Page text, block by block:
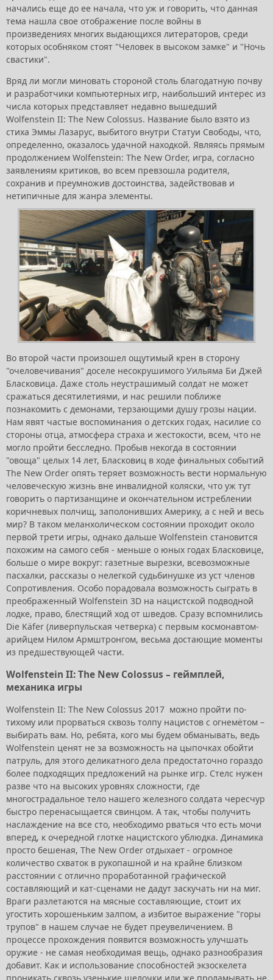
начались еще до ее начала, что уж и говорить, что данная
тема нашла свое отображение после войны в
произведениях многих выдающихся литераторов, среди
которых особняком стоят "Человек в высоком замке" и "Ночь
свастики".
Вряд ли могли миновать стороной столь благодатную почву
и разработчики компьютерных игр, наибольший интерес из
числа которых представляет недавно вышедший
Wolfenstein II: The New Colossus. Название было взято из
стиха Эммы Лазарус, выбитого внутри Статуи Свободы, что,
определенно, оказалось удачной находкой. Являясь прямым
продолжением Wolfenstein: The New Order, игра, согласно
заявлениям критиков, во всем превзошла родителя,
сохранив и преумножив достоинства, задействовав и
нетипичные для жанра элементы.
Во второй части произошел ощутимый крен в сторону
"очеловечивания" доселе несокрушимого Уильяма Би Джей
Бласковица. Даже столь неустрашимый солдат не может
сражаться десятилетиями, и нас решили поближе
познакомить с демонами, терзающими душу грозы нации.
Нам явят частые воспоминания о детских годах, насилие со
стороны отца, атмосфера страха и жестокости, всем, что не
могло пройти бесследно. Пробыв некогда в состоянии
"овоща" целых 14 лет, Бласковиц в ходе финальных событий
The New Order опять теряет возможность вести нормальную
человеческую жизнь вне инвалидной коляски, что уж тут
говорить о партизанщине и окончательном истреблении
коричневых полчищ, заполонивших Америку, а с ней и весь
мир? В таком меланхолическом состоянии проходит около
первой трети игры, однако дальше Wolfenstein становится
похожим на самого себя - меньше о юных годах Бласковице,
больше о мире вокруг: газетные вырезки, всевозможные
пасхалки, рассказы о нелегкой судьбинушке из уст членов
Сопротивления. Особо порадовала возможность сыграть в
преображенный Wolfenstein 3D на нацистской подводной
лодке, право, блестящий ход от шведов. Сразу вспомнились
Die Käfer (ливерпульская четверка) с первым космонавтом-
арийцем Нилом Армштронгом, весьма достающие моменты
из предшествующей части.
Wolfenstein II: The New Colossus – геймплей,
механика игры
Wolfenstein II: The New Colossus 2017 можно пройти по-
тихому или прорваться сквозь толпу нацистов с огнемётом –
выбирать вам. Но, ребята, кого мы будем обманывать, ведь
Wolfenstein ценят не за возможность на цыпочках обойти
патруль, для этого деликатного дела предостаточно гораздо
более подходящих предложений на рынке игр. Стелс нужен
разве что на высоких уровнях сложности, где
многострадальное тело нашего железного солдата чересчур
быстро перенасыщается свинцом. А так, чтобы получить
наслаждение на все сто, необходимо рваться что есть мочи
вперед, к очередной глотке нацистского ублюдка. Динамика
просто бешеная, The New Order отдыхает - огромное
количество схваток в рукопашной и на крайне близком
расстоянии с отлично проработанной графической
составляющий и кат-сценами не дадут заскучать ни на миг.
Враги разлетаются на мясные составляющие, стоит их
угостить хорошеньким залпом, а избитое выражение "горы
трупов" в нашем случае не будет преувеличением. В
процессе прохождения появится возможность улучшать
оружие - не самая необходимая вещь, однако разнообразия
добавит. Как и использование способностей экзоскелета